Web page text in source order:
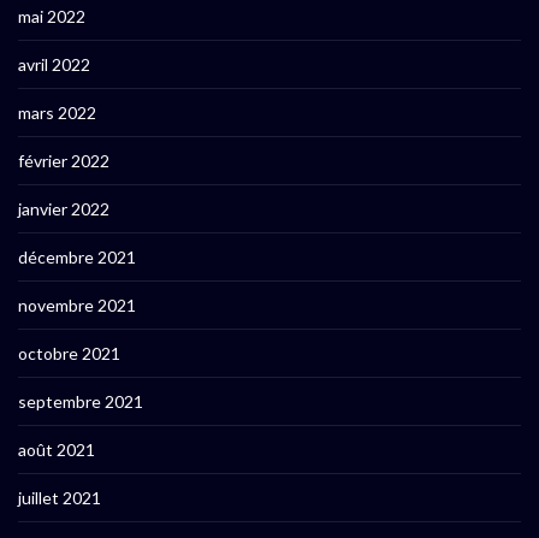
mai 2022
avril 2022
mars 2022
février 2022
janvier 2022
décembre 2021
novembre 2021
octobre 2021
septembre 2021
août 2021
juillet 2021